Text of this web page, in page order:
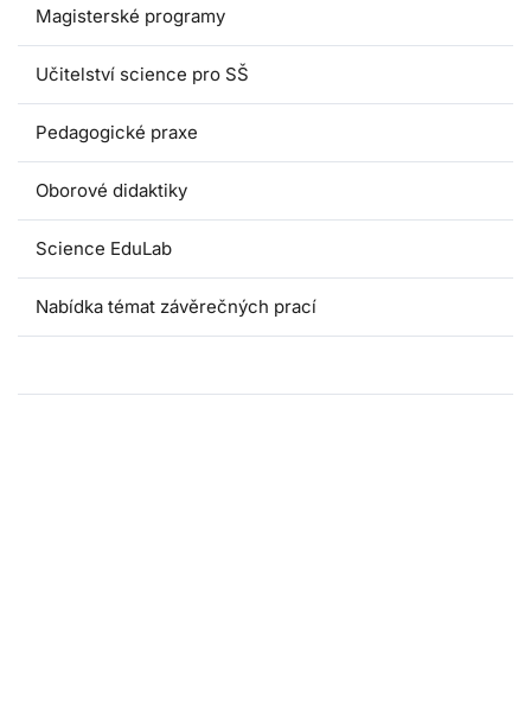
Magisterské programy
Učitelství science pro SŠ
Pedagogické praxe
Oborové didaktiky
Science EduLab
Nabídka témat závěrečných prací